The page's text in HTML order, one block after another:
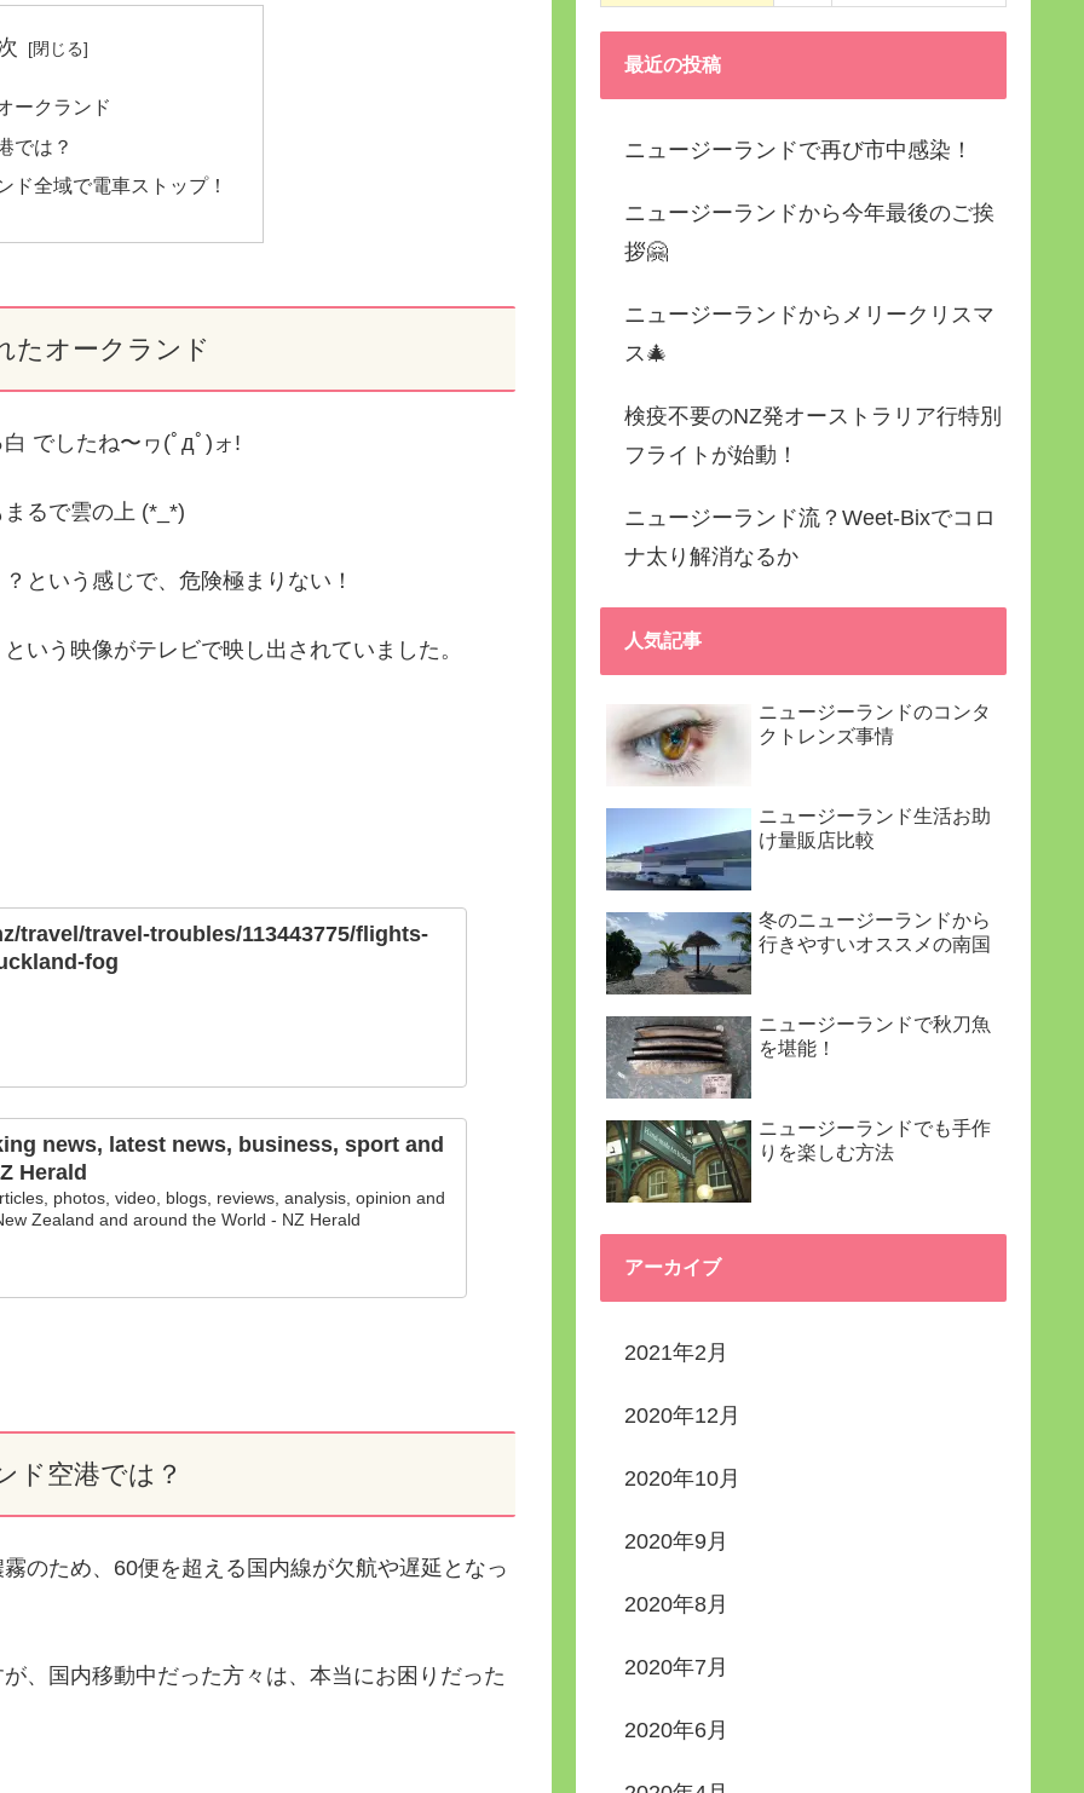
ークランド
では？
ド全域で電車ストップ！
たオークランド
でしたね〜ヮ(ﾟдﾟ)ォ!
まるで雲の上 (*_*)
という感じで、危険極まりない！
いう映像がテレビで映し出されていました。
travel/travel-troubles/113443775/flights-
fog
news, latest news, business, sport and
Herald
photos, video, blogs, reviews, analysis, opinion and
Zealand and around the World - NZ Herald
ド空港では？
のため、60便を超える国内線が欠航や遅延となっ
、国内移動中だった方々は、本当にお困りだった
最近の投稿
ニュージーランドで再び市中感染！
ニュージーランドから今年最後のご挨
拶🤗
ニュージーランドからメリークリスマ
ス🎄
検疫不要のNZ発オーストラリア行特別
フライトが始動！
ニュージーランド流？Weet-Bixでコロ
ナ太り解消なるか
人気記事
ニュージーランドのコンタ
クトレンズ事情
ニュージーランド生活お助
け量販店比較
冬のニュージーランドから
行きやすいオススメの南国
ニュージーランドで秋刀魚
を堪能！
ニュージーランドでも手作
りを楽しむ方法
アーカイブ
2021年2月
2020年12月
2020年10月
2020年9月
2020年8月
2020年7月
2020年6月